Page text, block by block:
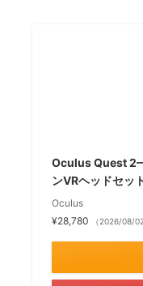
Oculus Quest
ンVRヘッドセッ
Oculus
¥28,780
（2026/08/